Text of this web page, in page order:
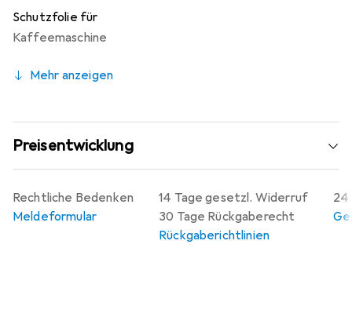
Klebstoffrückstände zu hinterlassen. Das Produkt wird in
Deutschland hergestellt und bietet eine
Qualität und Langlebigkeit spricht.
Schutzfolie für
Kaffeemaschine
Mehr anzeigen
Preisentwicklung
14 Tage gesetzl. Widerruf
30 Tage Rückgaberecht
Rückgaberichtlinien
24
Rechtliche Bedenken
Meldeformular